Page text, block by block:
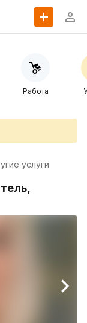
Работа
услуги